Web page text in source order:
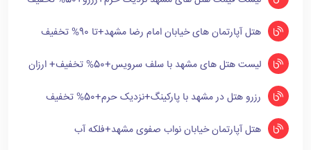
هتل آپارتمان های خیابان امام رضا مشهد+تا 90% تخفیف
لیست هتل های مشهد با سلف سرویس+50% تخفیف+ ارزان
رزرو هتل در مشهد با پارکینگ+نزدیک حرم+50% تخفیف
هتل آپارتمان خیابان نواب صفوی مشهد+فلکه آب